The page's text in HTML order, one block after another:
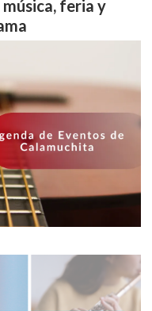
feria y